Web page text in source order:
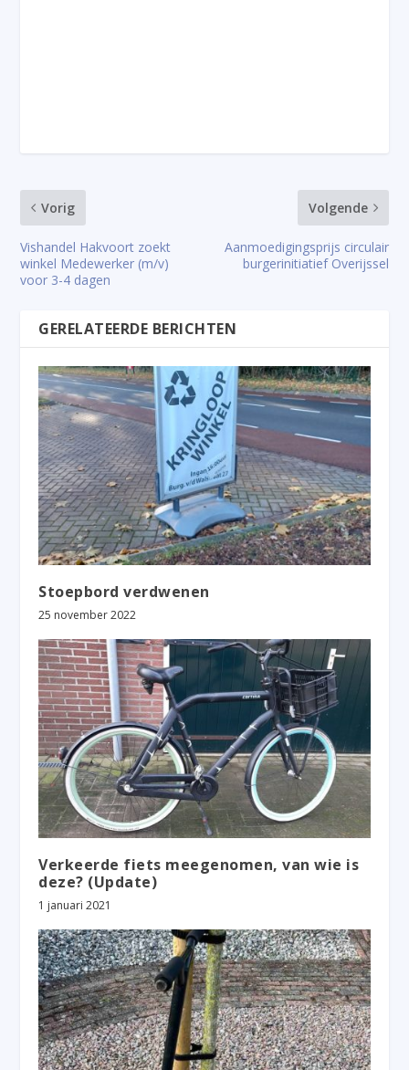
Vorig
Vishandel Hakvoort zoekt
winkel Medewerker (m/v)
voor 3-4 dagen
Volgende
Aanmoedigingsprijs circulair
burgerinitiatief Overijssel
GERELATEERDE BERICHTEN
Stoepbord verdwenen
25 november 2022
Verkeerde fiets meegenomen, van wie is
deze? (Update)
1 januari 2021